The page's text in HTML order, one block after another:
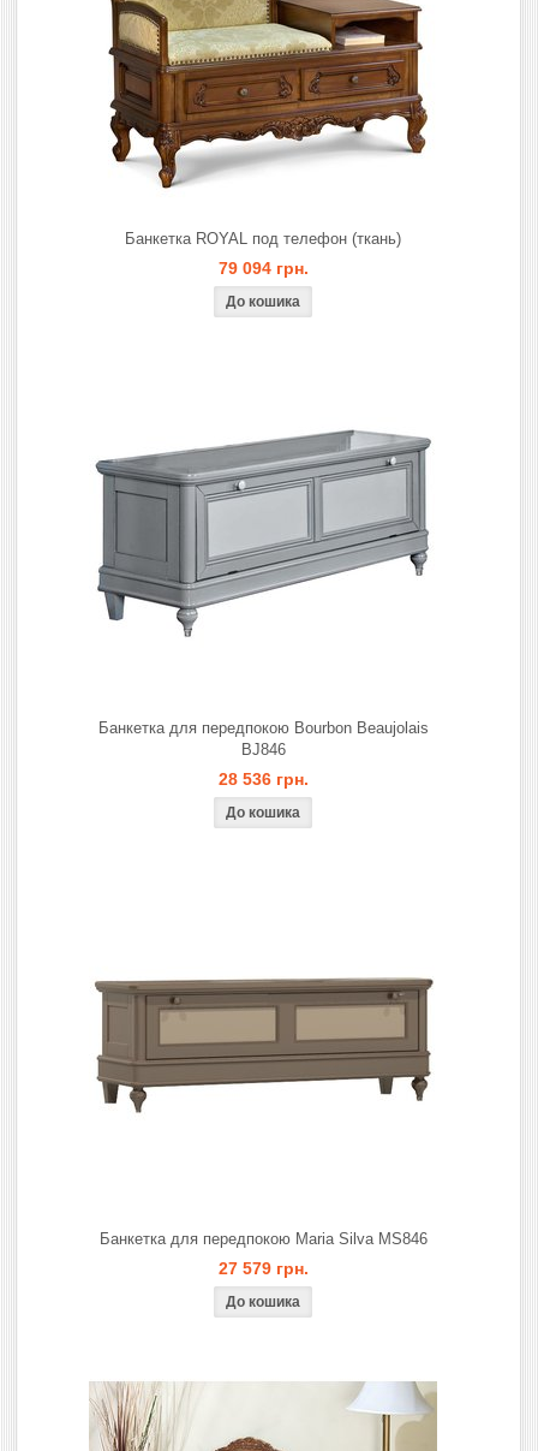
Банкетка ROYAL под телефон (ткань)
79 094 грн.
Банкетка для передпокою Bourbon Beaujolais
BJ846
28 536 грн.
Банкетка для передпокою Maria Silva MS846
27 579 грн.